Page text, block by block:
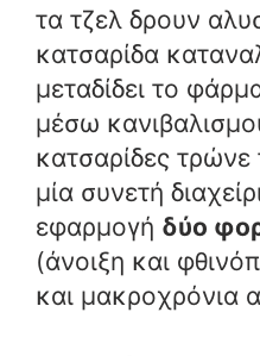
τα τζελ δρουν
κατσαρίδα
μεταδίδει το
μέσω
κατσαρίδες τρώνε
μία συνετή
εφαρμογή δύο
(άνοιξη και
και μακροχρόνια